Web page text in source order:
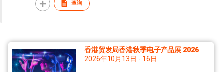
查询
香港贸发局香港秋季电子产品展 2026
2026年10月13日 - 16日